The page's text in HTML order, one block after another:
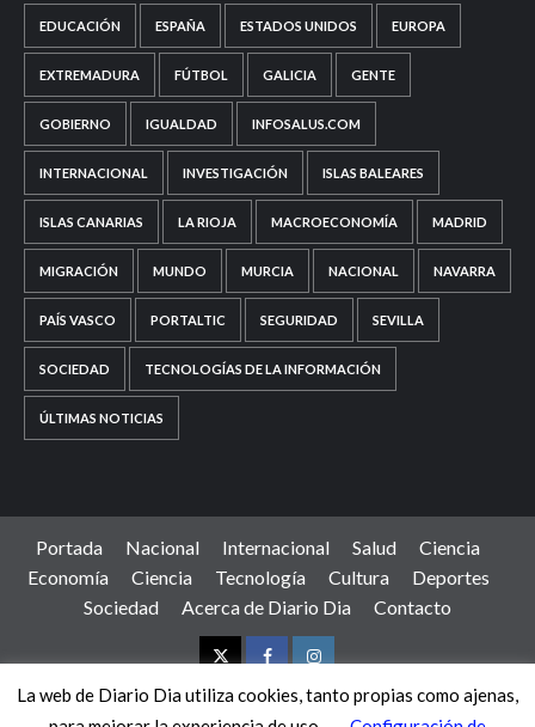
EDUCACIÓN ESPAÑA ESTADOS UNIDOS EUROPA
EXTREMADURA FÚTBOL GALICIA GENTE
GOBIERNO IGUALDAD INFOSALUS.COM
INTERNACIONAL INVESTIGACIÓN ISLAS BALEARES
ISLAS CANARIAS LA RIOJA MACROECONOMÍA MADRID
MIGRACIÓN MUNDO MURCIA NACIONAL NAVARRA
PAÍS VASCO PORTALTIC SEGURIDAD SEVILLA
SOCIEDAD TECNOLOGÍAS DE LA INFORMACIÓN
ÚLTIMAS NOTICIAS
Portada Nacional Internacional Salud
Ciencia
Economía
Ciencia Tecnología Cultura
Deportes
Sociedad
Acerca de Diario Dia Contacto
La web de Diario Dia utiliza cookies, tanto propias como ajenas,